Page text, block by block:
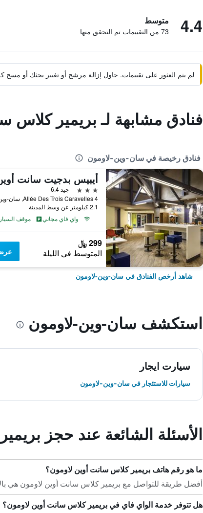
4.4 متوسط
73 من التقييمات تم التحقق منها
لم يتم العثور على تقييمات. حاول إزالة مرشح أو تغيير بحثك أو
فنادق مشابهة لـ بريمير كلاس
فنادق رخيصة في سان-وين-لاومون
3 نجوم
جيد 6.4
2.1 كيلومتر عن وسط المدينة
واي فاي مجاني
موقف
299 ﷼
المتوسط في الليلة
شاهد أرخص الفنادق في سان-وين-لاومون
استكشف سان-وين-لاومون
سيارت ايجار
سيارات للاستئجار في سان-وين-لاومون
الأسئلة الشائعة عند حجز
ما هو رقم هاتف بريمير كلاس سانت أوين لاومون؟
أفضل طريقة للتواصل مع بريمير كلاس سانت أوين لاومون هي بالاتصال بـ +33
هل تتوفر خدمة الواي فاي في بريمير كلاس سانت أوين لاومون؟